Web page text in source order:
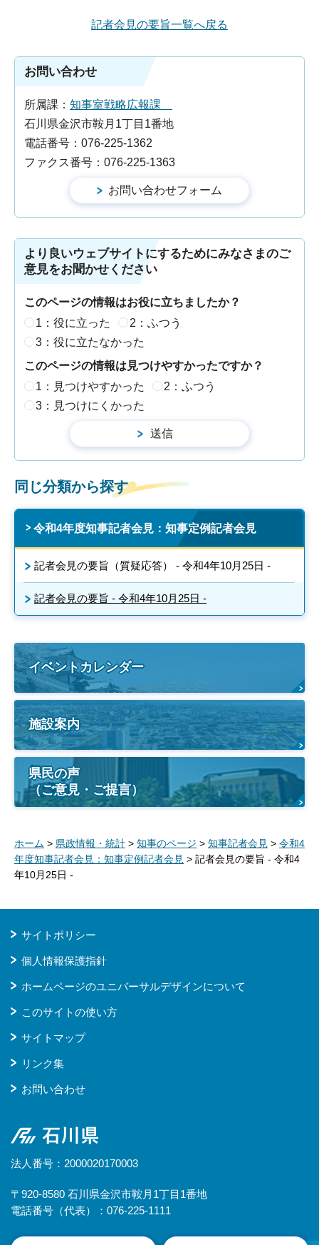
記者会見の要旨一覧へ戻る
お問い合わせ
所属課： 知事室戦略広報課
石川県金沢市鞍月1丁目1番地
電話番号：076-225-1362
ファクス番号：076-225-1363
より良いウェブサイトにするためにみなさまのご
意見をお聞かせください
このページの情報はお役に立ちましたか？
1：役に立った
2：ふつう
3：役に立たなかった
このページの情報は見つけやすかったですか？
1：見つけやすかった
2：ふつう
3：見つけにくかった
同じ分類から探す
令和4年度知事記者会見：知事定例記者会見
記者会見の要旨（質疑応答） - 令和4年10月25日 -
記者会見の要旨 - 令和4年10月25日 -
イベントカレンダー
施設案内
県民の声
（ご意見・ご提言）
ホーム > 県政情報・統計 > 知事のページ > 知事記者会見 > 令和4
年度知事記者会見：知事定例記者会見 > 記者会見の要旨 - 令和4
年10月25日 -
サイトポリシー
個人情報保護指針
ホームページのユニバーサルデザインについて
このサイトの使い方
サイトマップ
リンク集
お問い合わせ
石川県
法人番号：2000020170003
〒920-8580 石川県金沢市鞍月1丁目1番地
電話番号（代表）：076-225-1111